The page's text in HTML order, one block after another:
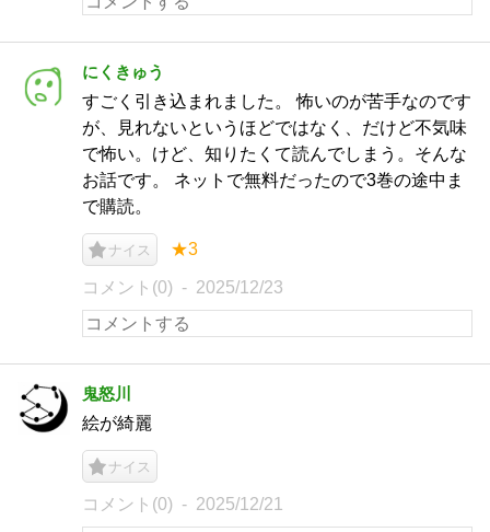
にくきゅう
すごく引き込まれました。 怖いのが苦手なのです
が、見れないというほどではなく、だけど不気味
で怖い。けど、知りたくて読んでしまう。そんな
お話です。 ネットで無料だったので3巻の途中ま
で購読。
ナイス ★3
コメント(0) 2025/12/23
鬼怒川
絵が綺麗
ナイス
コメント(0) 2025/12/21